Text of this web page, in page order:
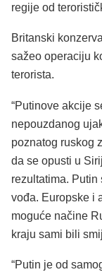
regije od
Britanski
sažeo operaciju
terorista.
“Putinove akcije
nepouzdanog
poznatog ruskog
da se opusti u
rezultatima.
vođa. Europske i
moguće načine
kraju sami bili
“Putin je od